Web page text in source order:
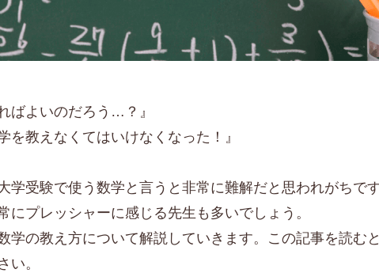
ばよいのだろう…？』
を教えなくてはいけなくなった！』
学受験で使う数学と言うと非常に難解だと思われがちで
プレッシャーに感じる先生も多いでしょう。
学の教え方について解説していきます。この記事を読むと
い。